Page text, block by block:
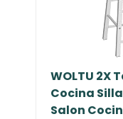
WOLTU 2X
Cocina
Salon